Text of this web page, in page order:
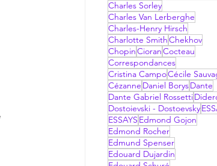
Charles Sorley
Charles Van Lerberghe
Charles-Henry Hirsch
Charlotte SmithChekhov
ChopinCioranCocteau
Correspondances
Cristina CampoCécile
Cézanne Daniel BorysDante
Dante Gabriel Rossetti
Dostoievski - Dostoevsky
ESSAYS Edmond Gojon
Edmond Rocher
Edmund Spenser
Edouard Dujardin